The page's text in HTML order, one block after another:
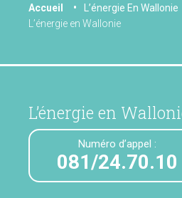
You
are
Accueil
L’énergie En Wallonie
L’énergie en Wallonie
L’énergie en
Numéro d’appel :
081/24.70.10